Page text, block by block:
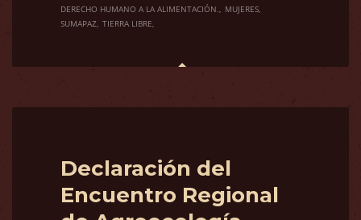
DERECHO HUMANO A LA ALIMENTACIÓN.
MUJERES
SUMAPAZ TIERRA LIBRE
Declaración del
Encuentro Regional